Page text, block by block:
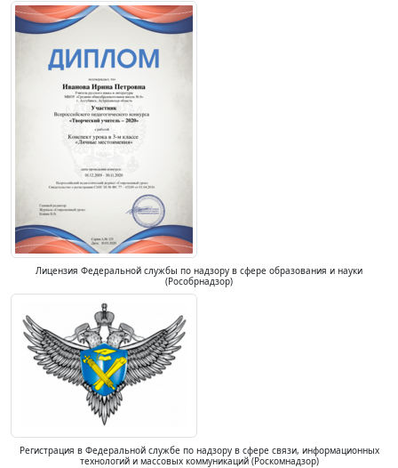
Лицензия Федеральной службы по надзору в сфере образования и науки
(Рособрнадзор)
Регистрация в Федеральной службе по надзору в сфере связи, информационных
технологий и массовых коммуникаций (Роскомнадзор)